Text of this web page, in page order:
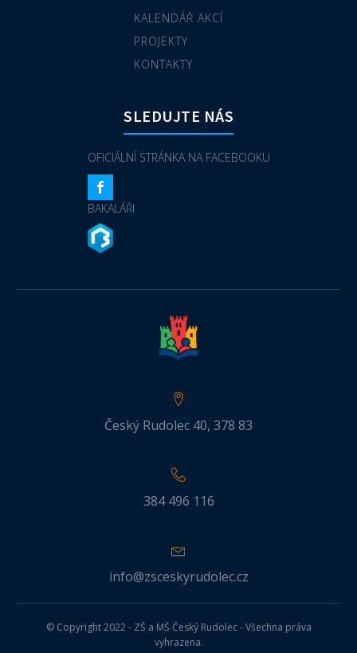
KALENDÁŘ AKCÍ
PROJEKTY
KONTAKTY
SLEDUJTE NÁS
OFICIÁLNÍ STRÁNKA NA FACEBOOKU
BAKALÁŘI
Český Rudolec 40, 378 83
384 496 116
info@zsceskyrudolec.cz
© Copyright 2022 - ZŠ a MŠ Český Rudolec - Všechna práva
vyhrazena.